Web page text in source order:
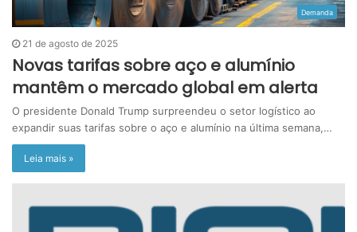
Demanda
21 de agosto de 2025
Novas tarifas sobre aço e alumínio
mantêm o mercado global em alerta
O presidente Donald Trump surpreendeu o setor logístico ao
expandir suas tarifas sobre o aço e alumínio na última semana,…
Leia mais »